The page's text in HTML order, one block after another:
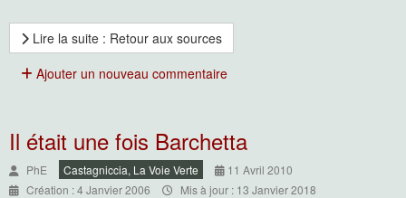
Lire la suite : Retour aux sources
Ajouter un nouveau commentaire
Il était une fois Barchetta
PhE Castagniccia, La Voie Verte
11 Avril 2010
Création : 4 Janvier 2006
Mis à jour : 13 Janvier 2018